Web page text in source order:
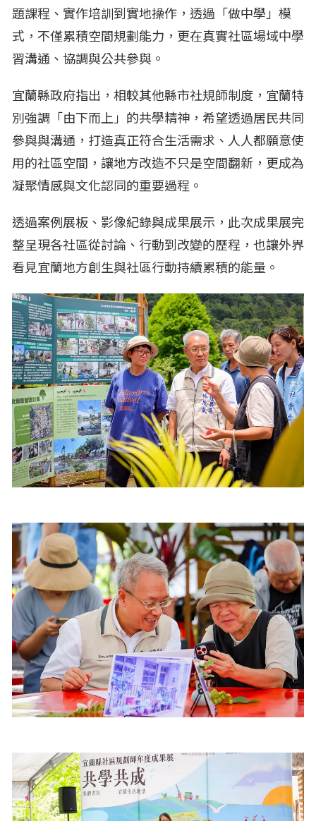
題課程、實作培訓到實地操作，透過「做中學」模
式，不僅累積空間規劃能力，更在真實社區場域中學
習溝通、協調與公共參與。
宜蘭縣政府指出，相較其他縣市社規師制度，宜蘭特
別強調「由下而上」的共學精神，希望透過居民共同
參與與溝通，打造真正符合生活需求、人人都願意使
用的社區空間，讓地方改造不只是空間翻新，更成為
凝聚情感與文化認同的重要過程。
透過案例展板、影像紀錄與成果展示，此次成果展完
整呈現各社區從討論、行動到改變的歷程，也讓外界
看見宜蘭地方創生與社區行動持續累積的能量。